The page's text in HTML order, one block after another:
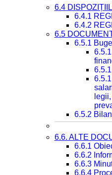
6.4
6.4.1
6.4.2
6.5
6.5.1
6.5.2
6.6. ALTE
6.6.1
6.6.2
6.6.3
6.6.4